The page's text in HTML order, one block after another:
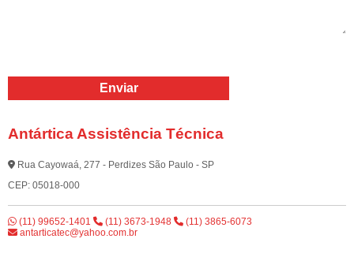
Enviar
Antártica Assistência Técnica
Rua Cayowaá, 277 - Perdizes São Paulo - SP
CEP: 05018-000
(11) 99652-1401 (11) 3673-1948
(11) 3865-6073
antarticatec@yahoo.com.br